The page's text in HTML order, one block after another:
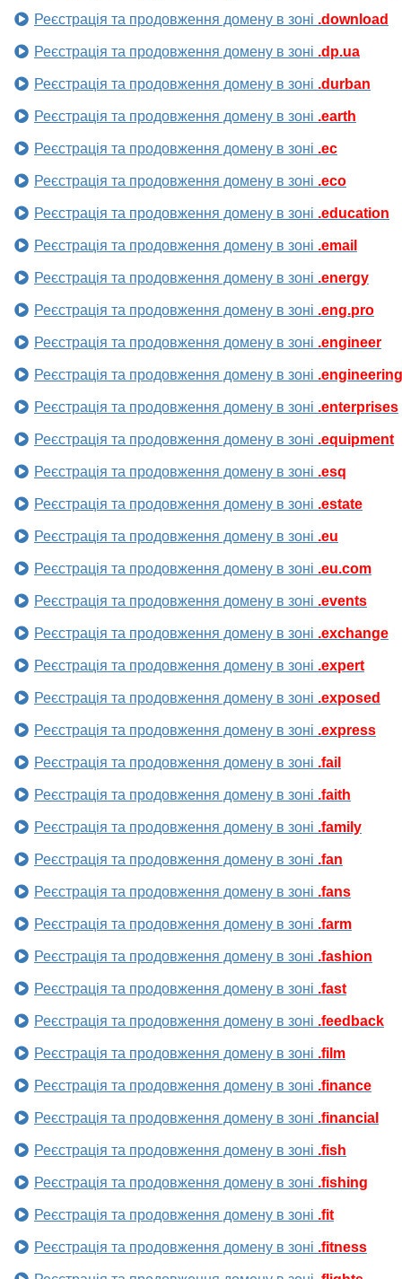
Реєстрація та продовження домену в зоні .download
Реєстрація та продовження домену в зоні .dp.ua
Реєстрація та продовження домену в зоні .durban
Реєстрація та продовження домену в зоні .earth
Реєстрація та продовження домену в зоні .ec
Реєстрація та продовження домену в зоні .eco
Реєстрація та продовження домену в зоні .education
Реєстрація та продовження домену в зоні .email
Реєстрація та продовження домену в зоні .energy
Реєстрація та продовження домену в зоні .eng.pro
Реєстрація та продовження домену в зоні .engineer
Реєстрація та продовження домену в зоні .engineering
Реєстрація та продовження домену в зоні .enterprises
Реєстрація та продовження домену в зоні .equipment
Реєстрація та продовження домену в зоні .esq
Реєстрація та продовження домену в зоні .estate
Реєстрація та продовження домену в зоні .eu
Реєстрація та продовження домену в зоні .eu.com
Реєстрація та продовження домену в зоні .events
Реєстрація та продовження домену в зоні .exchange
Реєстрація та продовження домену в зоні .expert
Реєстрація та продовження домену в зоні .exposed
Реєстрація та продовження домену в зоні .express
Реєстрація та продовження домену в зоні .fail
Реєстрація та продовження домену в зоні .faith
Реєстрація та продовження домену в зоні .family
Реєстрація та продовження домену в зоні .fan
Реєстрація та продовження домену в зоні .fans
Реєстрація та продовження домену в зоні .farm
Реєстрація та продовження домену в зоні .fashion
Реєстрація та продовження домену в зоні .fast
Реєстрація та продовження домену в зоні .feedback
Реєстрація та продовження домену в зоні .film
Реєстрація та продовження домену в зоні .finance
Реєстрація та продовження домену в зоні .financial
Реєстрація та продовження домену в зоні .fish
Реєстрація та продовження домену в зоні .fishing
Реєстрація та продовження домену в зоні .fit
Реєстрація та продовження домену в зоні .fitness